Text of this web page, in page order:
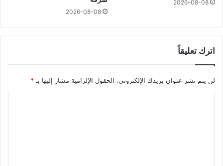
2026-08-08
2026-08-08
اترك تعليقاً
لن يتم نشر عنوان بريدك الإلكتروني. الحقول الإلزامية مشار إليها بـ*